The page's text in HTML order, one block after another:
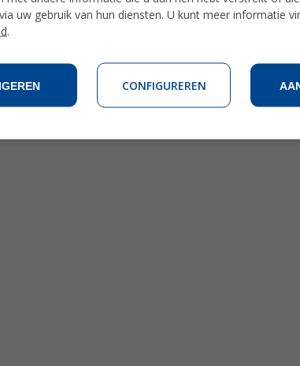
aan je dagelijkse routine en het mogelijk maken om op
gebruik van het programma bij Enforex garandeert. Als
zij helpen je graag!
uw gebruik van hun diensten. U kunt meer informatie
.
CONFIGUREREN